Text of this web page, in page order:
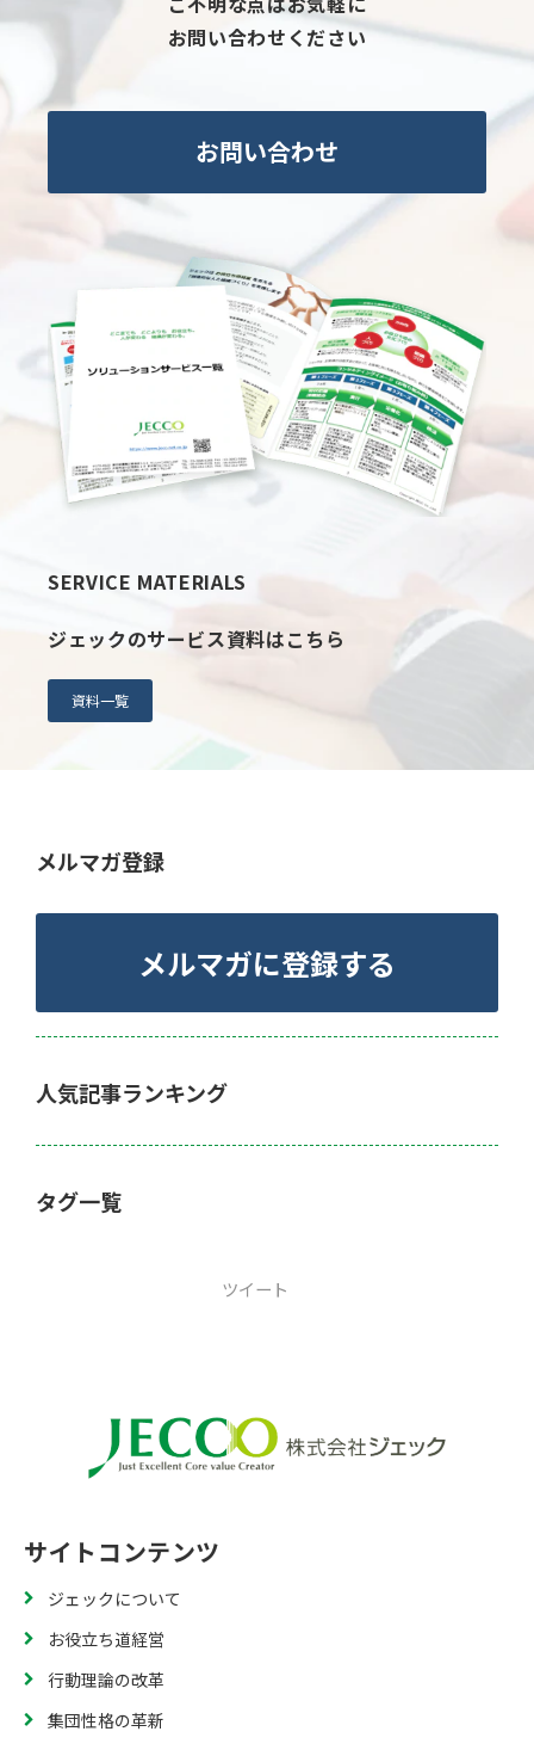
お問い合わせください
お問い合わせ
SERVICE MATERIALS
ジェックのサービス資料はこちら
資料一覧
メルマガ登録
メルマガに登録する
人気記事ランキング
タグ一覧
ツイート
サイトコンテンツ
ジェックについて
お役立ち道経営
行動理論の改革
集団性格の革新